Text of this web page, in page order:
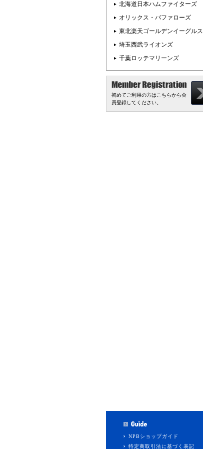
北海道日本ハムファイターズ
オリックス・バファローズ
東北楽天ゴールデンイーグルス
埼玉西武ライオンズ
千葉ロッテマリーンズ
初めてご利用の方はこちらから会
員登録してください。
NPBショップガイド
特定商取引法に基づく表記